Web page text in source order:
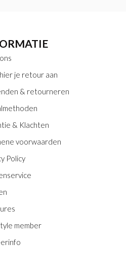
je retour aan
& retourneren
& Klachten
voorwaarden
Policy
member